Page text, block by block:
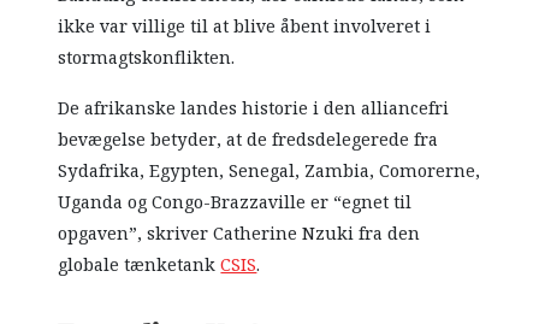
ikke var villige til at blive åbent involveret i
stormagtskonflikten.
De afrikanske landes historie i den alliancefri
bevægelse betyder, at de fredsdelegerede fra
Sydafrika, Egypten, Senegal, Zambia, Comorerne,
Uganda og Congo-Brazzaville er “egnet til
opgaven”, skriver Catherine Nzuki fra den
globale tænketankCSIS.